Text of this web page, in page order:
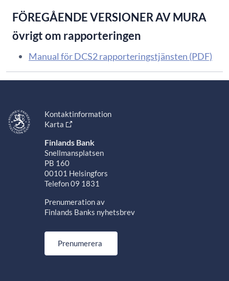
FÖREGÅENDE VERSIONER AV MURA
övrigt om rapporteringen
Manual för DCS2 rapporteringstjänsten (PDF)
Kontaktinformation
Karta
Finlands Bank
Snellmansplatsen
PB 160
00101 Helsingfors
Telefon 09 1831
Prenumeration av
Finlands Banks nyhetsbrev
Prenumerera